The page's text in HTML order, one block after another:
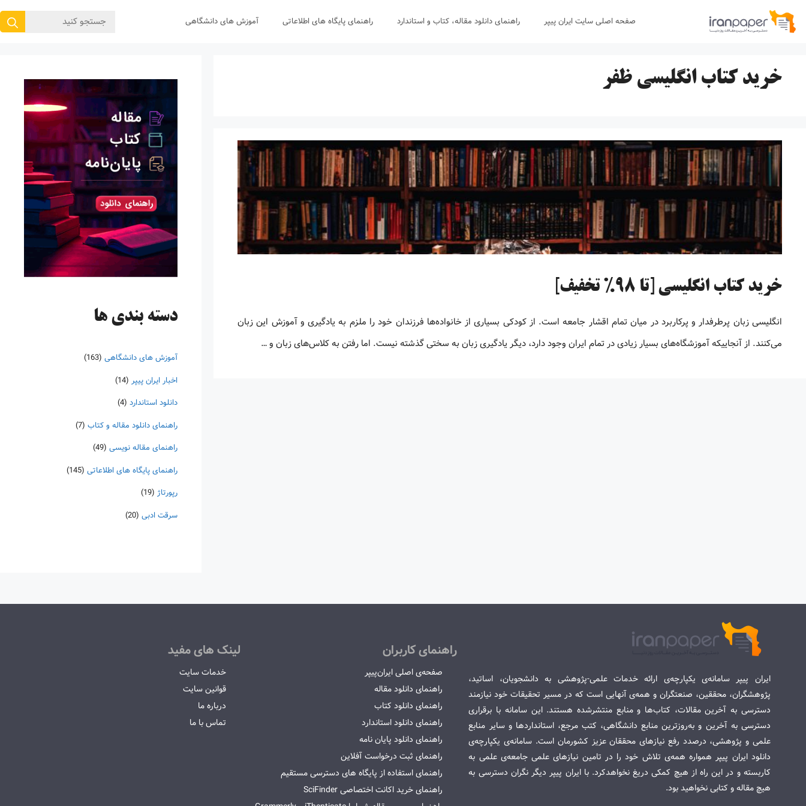
پرش
صفحه اصلی سایت ایران پیپر راهنمای دانلود مقاله، کتاب و استاندارد راهنمای پایگاه های اطلاعاتی آموزش های دانشگاهی
جستجوی
خرید کتاب انگلیسی ظفر
خرید کتاب انگلیسی [تا 98% تخفیف]
انگلیسی زبان پرطرفدار و پرکاربرد در میان تمام اقشار جامعه است. از کودکی بسیاری از خانواده‌ها فرزندان خود را ملزم به یادگیری و آموزش این زبان
می‌کنند. از آنجاییکه آموزشگاه‌های بسیار زیادی در تمام ایران وجود دارد، دیگر یادگیری زبان به سختی گذشته نیست. اما رفتن به کلاس‌های زبان و …
دسته‌ بندی ها
آموزش های دانشگاهی (163)
اخبار ایران پیپر (14)
دانلود استاندارد (4)
راهنمای دانلود مقاله و کتاب (7)
راهنمای مقاله نویسی (49)
راهنمای پایگاه های اطلاعاتی (145)
رپورتاژ (19)
سرقت ادبی (20)
ایران پیپر سامانه‌ی یکپارچه‌ی ارائه خدمات علمی-پژوهشی به دانشجویان، اساتید،
پژوهشگران، محققین، صنعتگران و همه‌ی آنهایی است که در مسیر تحقیقات خود نیازمند
دسترسی به آخرین مقالات، کتاب‌ها و منابع منتشرشده هستند. این سامانه با برقراری
دسترسی به آخرین و به‌روزترین منابع دانشگاهی، کتب مرجع، استانداردها و سایر منابع
علمی و پژوهشی، درصدد رفع نیازهای محققان عزیز کشورمان است. سامانه‌ی یکپارچه‌ی
دانلود ایران پیپر همواره همه‌ی تلاش خود را در تامین نیازهای علمی جامعه‌ی علمی به
کاربسته و در این راه از هیچ کمکی دریغ نخواهدکرد. با ایران پیپر دیگر نگران دسترسی به
هیچ مقاله و کتابی نخواهید بود.
راهنمای کاربران
صفحه‌ی اصلی ایران‌پیپر
راهنمای دانلود مقاله
راهنمای دانلود کتاب
راهنمای دانلود استاندارد
راهنمای دانلود پایان نامه
راهنمای ثبت درخواست آفلاین
راهنمای استفاده از پایگاه های دسترسی مستقیم
راهنمای خرید اکانت اختصاصی SciFinder
لینک های مفید
خدمات سایت
قوانین سایت
درباره ما
تماس با ما